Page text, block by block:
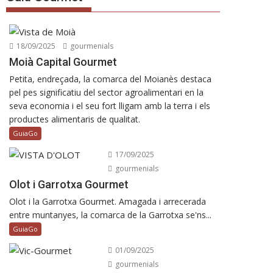
18/09/2025 gourmenials
Moià Capital Gourmet
Petita, endreçada, la comarca del Moianès destaca
pel pes significatiu del sector agroalimentari en la
seva economia i el seu fort lligam amb la terra i els
productes alimentaris de qualitat.
GuiaGo
17/09/2025
gourmenials
Olot i Garrotxa Gourmet
Olot i la Garrotxa Gourmet. Amagada i arrecerada
entre muntanyes, la comarca de la Garrotxa se'ns...
GuiaGo
01/09/2025
gourmenials